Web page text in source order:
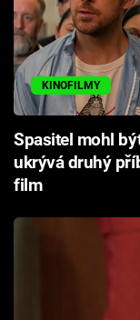
KINOFILMY
Spasitel mohl
ukrývá druhý
film